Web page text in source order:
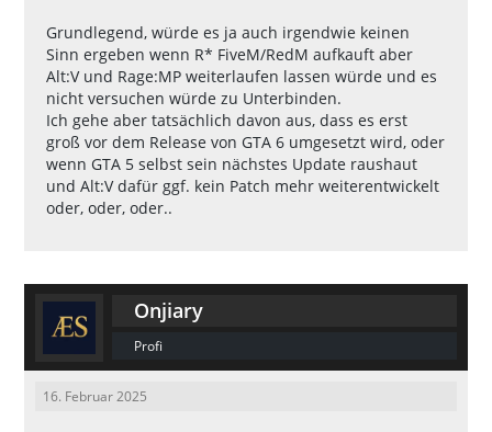
Grundlegend, würde es ja auch irgendwie keinen
Sinn ergeben wenn R* FiveM/RedM aufkauft aber
Alt:V und Rage:MP weiterlaufen lassen würde und es
nicht versuchen würde zu Unterbinden.
Ich gehe aber tatsächlich davon aus, dass es erst
groß vor dem Release von GTA 6 umgesetzt wird, oder
wenn GTA 5 selbst sein nächstes Update raushaut
und Alt:V dafür ggf. kein Patch mehr weiterentwickelt
oder, oder, oder..
Onjiary
Profi
16. Februar 2025